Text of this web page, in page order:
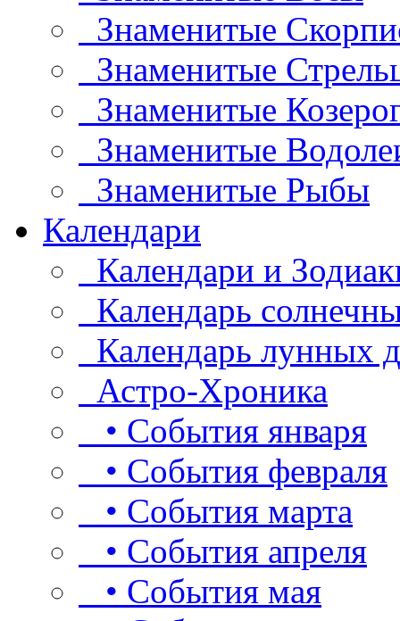
Знаменитые
Знаменитые
Знаменитые
Знаменитые
Знаменитые Рыбы
Календари
Календари и
Календарь
Календарь лунных
Астро-Хроника
• События января
• События февраля
• События марта
• События апреля
• События мая